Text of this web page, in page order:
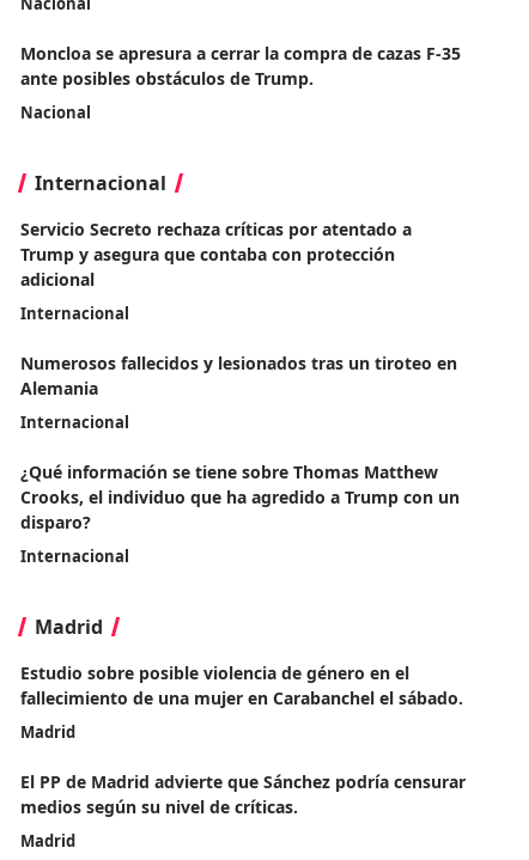
Moncloa se apresura a cerrar la compra de cazas F-35
ante posibles obstáculos de Trump.
Nacional
Internacional
Servicio Secreto rechaza críticas por atentado a
Trump y asegura que contaba con protección
adicional
Internacional
Numerosos fallecidos y lesionados tras un tiroteo en
Alemania
Internacional
¿Qué información se tiene sobre Thomas Matthew
Crooks, el individuo que ha agredido a Trump con un
disparo?
Internacional
Madrid
Estudio sobre posible violencia de género en el
fallecimiento de una mujer en Carabanchel el sábado.
Madrid
El PP de Madrid advierte que Sánchez podría censurar
medios según su nivel de críticas.
Madrid